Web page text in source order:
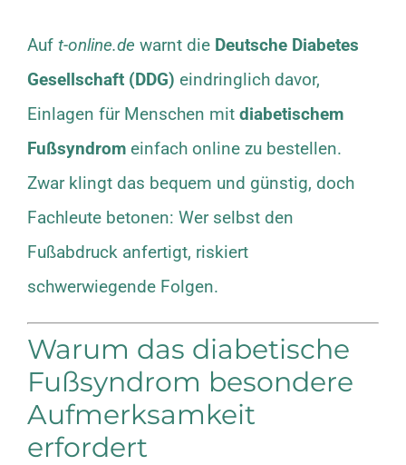
Auf t-online.de warnt die Deutsche Diabetes
Gesellschaft (DDG) eindringlich davor,
Einlagen für Menschen mit diabetischem
Fußsyndrom einfach online zu bestellen.
Zwar klingt das bequem und günstig, doch
Fachleute betonen: Wer selbst den
Fußabdruck anfertigt, riskiert
schwerwiegende Folgen.
Warum das diabetische
Fußsyndrom besondere
Aufmerksamkeit
erfordert